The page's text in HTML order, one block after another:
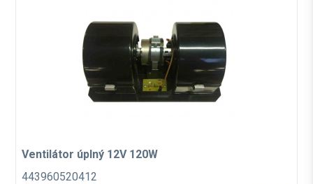
Ventilátor úplný 12V 120W
443960520412